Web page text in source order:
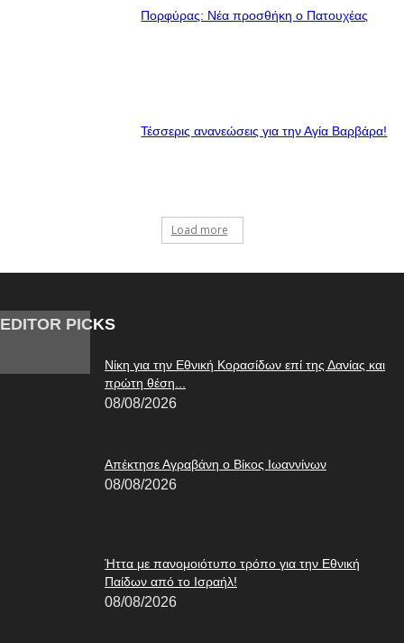
Πορφύρας: Νέα προσθήκη ο Πατουχέας
Τέσσερις ανανεώσεις για την Αγία Βαρβάρα!
Load more
EDITOR PICKS
Νίκη για την Εθνική Κορασίδων επί της Δανίας και
πρώτη θέση...
08/08/2026
Απέκτησε Αγραβάνη ο Βίκος Ιωαννίνων
08/08/2026
Ήττα με πανομοιότυπο τρόπο για την Εθνική
Παίδων από το Ισραήλ!
08/08/2026